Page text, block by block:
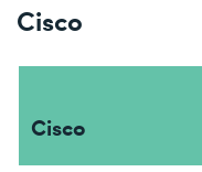
Cisco
Cisco